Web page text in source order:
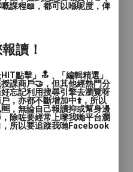
, 灣仔區, 九龍城區, 觀
尖旺區, 離島區
）
課程📖，都可以喺呢度，俾
讀！
點擊」🔝﹑「編輯精選」
課商戶🤝，但其他經熱門分
忘記利用搜尋引擎去瀏覽呀
，亦都不斷增加中⬆️，所以
，無論自己報讀抑或幫身邊
除咗要經常上嚟我哋平台瀏
所以要追蹤我哋Facebook